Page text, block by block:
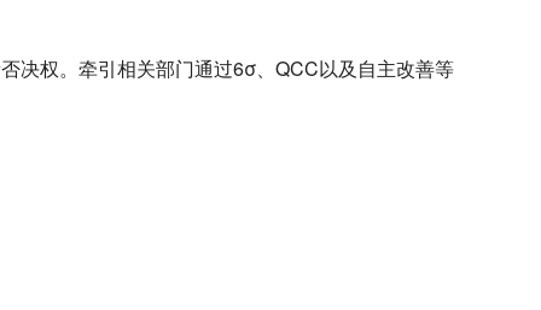
决权。牵引相关部门通过6σ、QCC以及自主改善等